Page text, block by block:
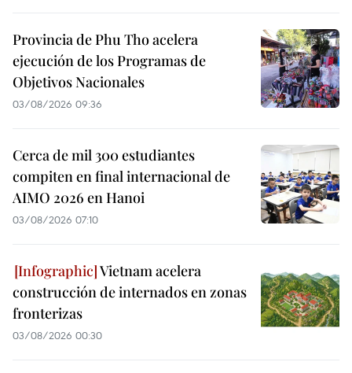
Provincia de Phu Tho acelera
ejecución de los Programas de
Objetivos Nacionales
03/08/2026 09:36
Cerca de mil 300 estudiantes
compiten en final internacional de
AIMO 2026 en Hanoi
03/08/2026 07:10
Vietnam acelera
construcción de internados en zonas
fronterizas
03/08/2026 00:30